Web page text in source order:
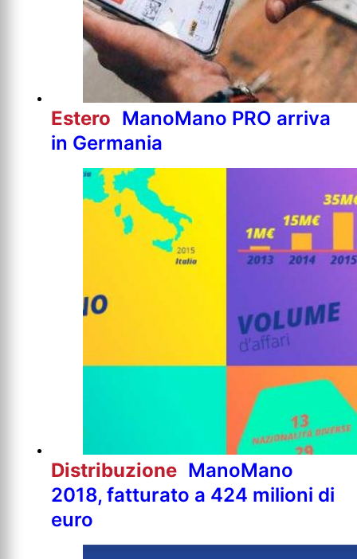
Estero ManoMano PRO arriva
in Germania
Distribuzione ManoMano
2018, fatturato a 424 milioni di
euro